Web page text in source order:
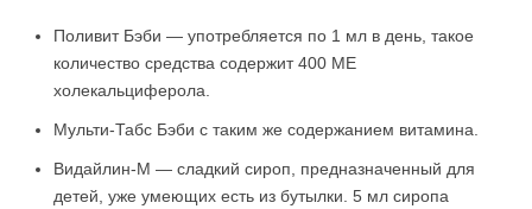
Поливит Бэби — употребляется по 1 мл в день, такое
количество средства содержит 400 МЕ
холекальциферола.
Мульти-Табс Бэби с таким же содержанием витамина.
Видайлин-М — сладкий сироп, предназначенный для
детей, уже умеющих есть из бутылки. 5 мл сиропа